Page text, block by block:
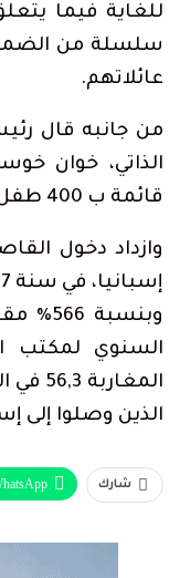
للغاية فيما
سلسلة من
عائلاتهم.
من جانبه قال
الذاتي، خوان
قائمة ب 400 طفل مغربي موجودين حاليا في مليلية.
وازداد دخول
السنوي لمكتب
الذين وصلوا إلى
شارك